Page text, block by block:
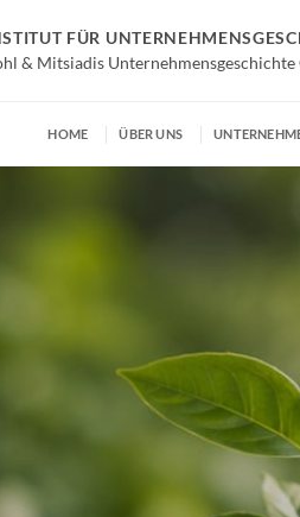
FÜR
& Mitsiadis Unternehmensgeschichte
HOME ÜBER UNS